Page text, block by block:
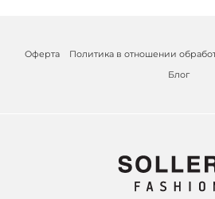
Оферта
Политика в отношении
Блог